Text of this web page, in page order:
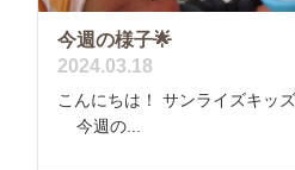
今週の様子🌟
2024.03.18
こんにちは！ サンライズキッ
今週の...